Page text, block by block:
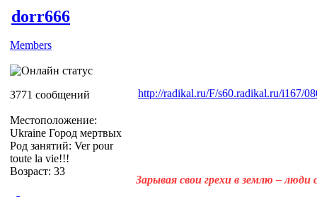
dorr666
Members
3771 сообщений
Местоположение:
Ukraine Город мертвых
Род занятий: Ver pour
toute la vie!!!
Возраст: 33
http://radikal.ru/F/s60.radikal.ru/i167/
Зарывая свои грехи в землю –